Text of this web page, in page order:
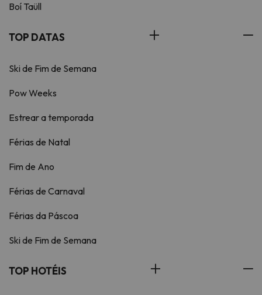
Boí Taüll
TOP DATAS
Ski de Fim de Semana
Pow Weeks
Estrear a temporada
Férias de Natal
Fim de Ano
Férias de Carnaval
Férias da Páscoa
Ski de Fim de Semana
TOP HOTÉIS